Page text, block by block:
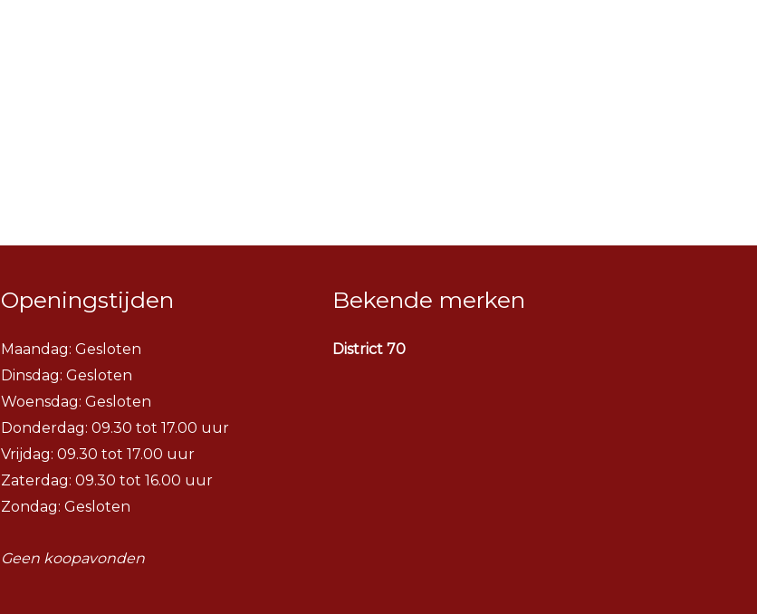
Openingstijden
Maandag: Gesloten
Dinsdag: Gesloten
Woensdag: Gesloten
Donderdag: 09.30 tot 17.00 uur
Vrijdag: 09.30 tot 17.00 uur
Zaterdag: 09.30 tot 16.00 uur
Zondag: Gesloten
Geen koopavonden
Bekende merken
District 70